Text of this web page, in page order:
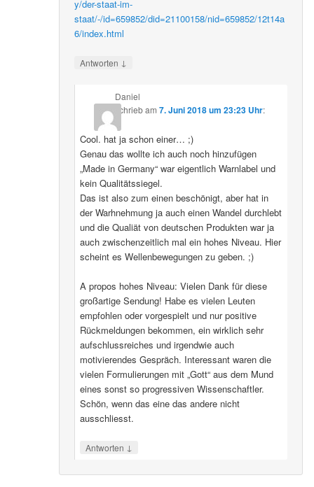
y/der-staat-im-
staat/-/id=659852/did=21100158/nid=659852/12t14a
6/index.html
Antworten ↓
Daniel
schriebam 7. Juni 2018 um 23:23 Uhr:
Cool. hat ja schon einer… ;)
Genau das wollte ich auch noch hinzufügen
„Made in Germany“ war eigentlich Warnlabel und
kein Qualitätssiegel.
Das ist also zum einen beschönigt, aber hat in
der Warhnehmung ja auch einen Wandel durchlebt
und die Qualiät von deutschen Produkten war ja
auch zwischenzeitlich mal ein hohes Niveau. Hier
scheint es Wellenbewegungen zu geben. ;)
A propos hohes Niveau: Vielen Dank für diese
großartige Sendung! Habe es vielen Leuten
empfohlen oder vorgespielt und nur positive
Rückmeldungen bekommen, ein wirklich sehr
aufschlussreiches und irgendwie auch
motivierendes Gespräch. Interessant waren die
vielen Formulierungen mit „Gott“ aus dem Mund
eines sonst so progressiven Wissenschaftler.
Schön, wenn das eine das andere nicht
ausschliesst.
Antworten ↓